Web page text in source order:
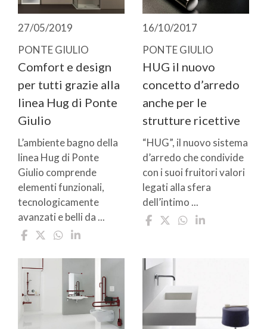
27/05/2019
PONTE GIULIO
Comfort e design
per tutti grazie alla
linea Hug di Ponte
Giulio
L’ambiente bagno della
linea Hug di Ponte
Giulio comprende
elementi funzionali,
tecnologicamente
avanzati e belli da ...
16/10/2017
PONTE GIULIO
HUG il nuovo
concetto d’arredo
anche per le
strutture ricettive
“HUG”, il nuovo sistema
d’arredo che condivide
con i suoi fruitori valori
legati alla sfera
dell’intimo ...